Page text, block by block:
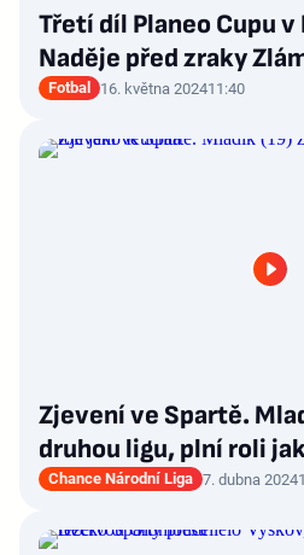
Třetí díl Planeo Cupu
Naděje před zraky
Fotbal 16. května 202411:40
Zjevení ve Spartě.
druhou ligu, plní roli
Chance Národní Liga 7. dubna 2024